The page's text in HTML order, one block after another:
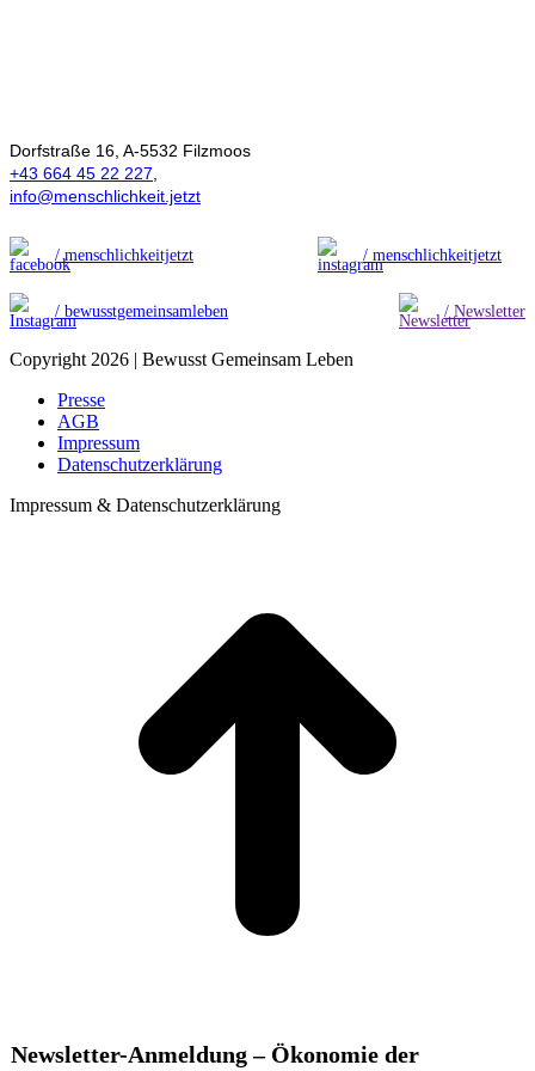
Dorfstraße 16, A-5532 Filzmoos
+43 664 45 22 227
info@menschlichkeit.jetzt
/ menschlichkeitjetzt / menschlichkeitjetzt
/ bewusstgemeinsamleben / Newsletter
Copyright 2026 | Bewusst Gemeinsam Leben
Presse
AGB
Impressum
Datenschutzerklärung
Impressum & Datenschutzerklärung
Newsletter-Anmeldung – Ökonomie der